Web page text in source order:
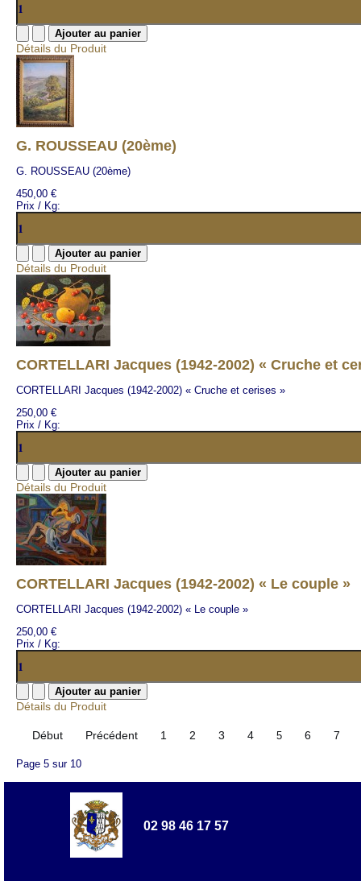
Détails du Produit
G. ROUSSEAU (20ème)
G. ROUSSEAU (20ème)
450,00 €
Prix / Kg:
Détails du Produit
CORTELLARI Jacques (1942-2002) « Cruche et
CORTELLARI Jacques (1942-2002) « Cruche et cerises »
250,00 €
Prix / Kg:
Détails du Produit
CORTELLARI Jacques (1942-2002) « Le couple »
CORTELLARI Jacques (1942-2002) « Le couple »
250,00 €
Prix / Kg:
Détails du Produit
Début Précédent 1 2 3 4 5 6 7
Page 5 sur 10
02 98 46 17 57